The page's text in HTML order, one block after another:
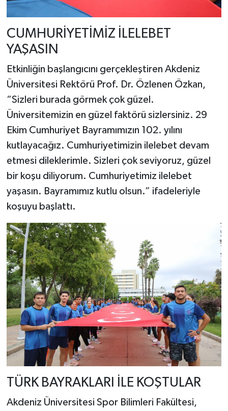
CUMHURİYETİMİZ İLELEBET
YAŞASIN
Etkinliğin başlangıcını gerçekleştiren Akdeniz
Üniversitesi Rektörü Prof. Dr. Özlenen Özkan,
“Sizleri burada görmek çok güzel.
Üniversitemizin en güzel faktörü sizlersiniz. 29
Ekim Cumhuriyet Bayramımızın 102. yılını
kutlayacağız. Cumhuriyetimizin ilelebet devam
etmesi dileklerimle. Sizleri çok seviyoruz, güzel
bir koşu diliyorum. Cumhuriyetimiz ilelebet
yaşasın. Bayramımız kutlu olsun.” ifadeleriyle
koşuyu başlattı.
TÜRK BAYRAKLARI İLE KOŞTULAR
Akdeniz Üniversitesi Spor Bilimleri Fakültesi,